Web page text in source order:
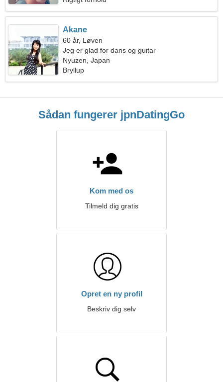
Akane
60 år, Løven
Jeg er glad for dans og guitar
Nyuzen, Japan
Bryllup
Sådan fungerer jpnDatingGo
Kom med os
Tilmeld dig gratis
Opret en ny profil
Beskriv dig selv